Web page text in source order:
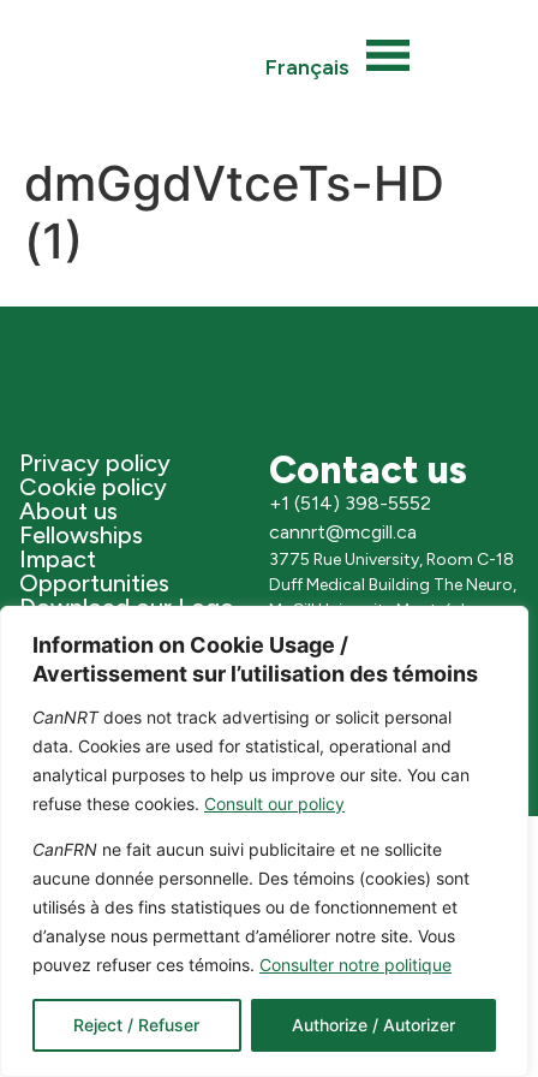
Information on Cookie Usage /
Avertissement sur l’utilisation des témoins
CanNRTdoes not track advertising or solicit personal
data. Cookies are used for statistical, operational and
analytical purposes to help us improve our site. You can
refuse these cookies. Consult our policy
CanFRN ne fait aucun suivi publicitaire et ne sollicite
aucune donnée personnelle. Des témoins (cookies) sont
utilisés à des fins statistiques ou de fonctionnement et
d’analyse nous permettant d’améliorer notre site. Vous
pouvez refuser ces témoins. Consulter notre politique
Reject / Refuser Authorize / Autorizer
Français
dmGgdVtceTs-HD
(1)
Privacy policy
Cookie policy
About us
Fellowships
Impact
Opportunities
Download our Logo
Toolkit
Contact us
+1 (514) 398-5552
cannrt@mcgill.ca
3775 Rue University, Room C-18
Duff Medical Building The Neuro,
McGill University Montréal,
Québec, H3A 2B4 Canada
@2024 CanNRT All Rights
Reserved. Site byPhil